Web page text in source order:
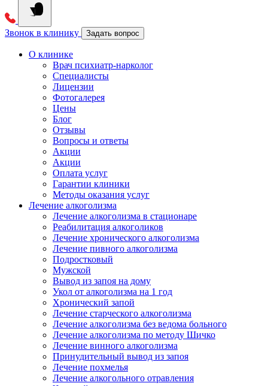
Звонок в клинику Задать вопрос
О клинике
Врач психиатр-нарколог
Специалисты
Лицензии
Фотогалерея
Цены
Блог
Отзывы
Вопросы и ответы
Акции
Акции
Оплата услуг
Гарантии клиники
Методы оказания услуг
Лечение алкоголизма
Лечение алкоголизма в стационаре
Реабилитация алкоголиков
Лечение хронического алкоголизма
Лечение пивного алкоголизма
Подростковый
Мужской
Вывод из запоя на дому
Укол от алкоголизма на 1 год
Хронический запой
Лечение старческого алкоголизма
Лечение алкоголизма без ведома больного
Лечение алкоголизма по методу Шичко
Лечение винного алкоголизма
Принудительный вывод из запоя
Лечение похмелья
Лечение алкогольного отравления